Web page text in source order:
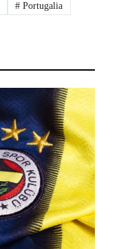
# Portugalia